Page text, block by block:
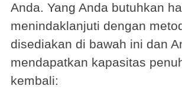
Anda. Yang Anda butuhkan
menindaklanjuti dengan
disediakan di bawah ini dan
mendapatkan kapasitas
kembali: